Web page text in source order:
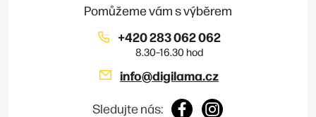
info@digilama.cz
+420 283 062 062
Sledujte nás: